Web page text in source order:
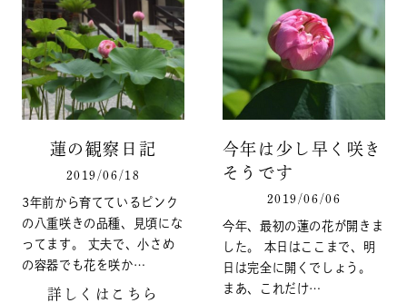
蓮の観察日記
2019/06/18
3年前から育てているピンク
の八重咲きの品種、見頃にな
ってます。 丈夫で、小さめ
の容器でも花を咲か…
詳しくはこちら
今年は少し早く咲き
そうです
2019/06/06
今年、最初の蓮の花が開きま
した。 本日はここまで、明
日は完全に開くでしょう。
まあ、これだけ…